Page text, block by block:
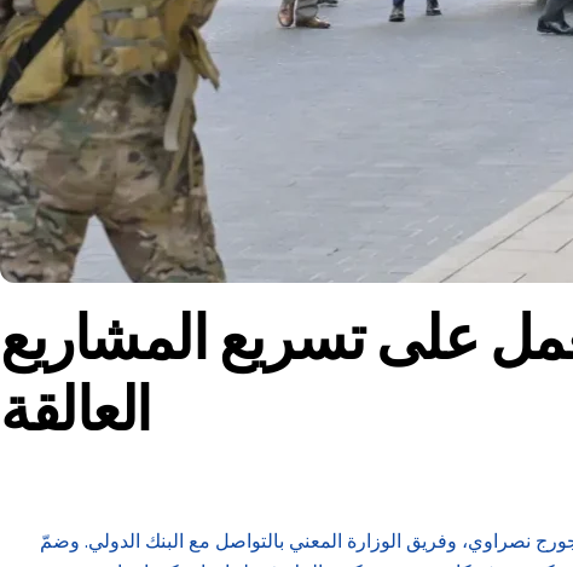
على تسريع المشاريع
العالقة
نصراوي، وفريق الوزارة المعني بالتواصل مع البنك الدولي. وضمّ